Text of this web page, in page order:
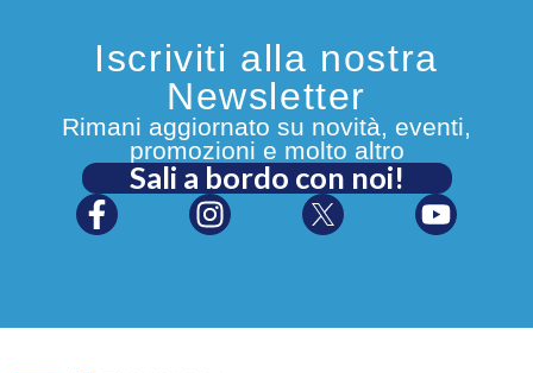
Iscriviti alla nostra
Newsletter
Rimani aggiornato su novità, eventi,
promozioni e molto altro
Sali a bordo con noi!